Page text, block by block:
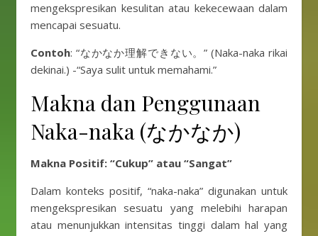
mengekspresikan kesulitan atau kekecewaan dalam
mencapai sesuatu.
Contoh: “なかなか理解できない。” (Naka-naka rikai
dekinai.) -“Saya sulit untuk memahami.”
Makna dan Penggunaan
Naka-naka (なかなか)
Makna Positif: “Cukup” atau “Sangat”
Dalam konteks positif, “naka-naka” digunakan untuk
mengekspresikan sesuatu yang melebihi harapan
atau menunjukkan intensitas tinggi dalam hal yang